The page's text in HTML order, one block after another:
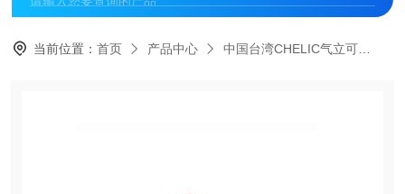
当前位置：首页 产品中心 中国台湾CHELIC气立可